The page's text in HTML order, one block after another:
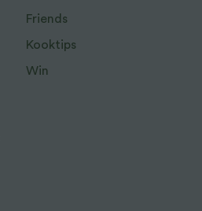
Friends
Kooktips
Win